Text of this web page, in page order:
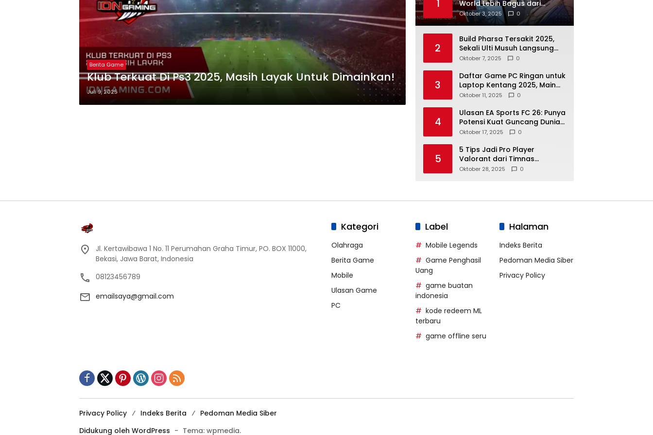
Berita Game
Klub Terkuat Di Ps3 2025, Masih Layak Untuk Dimainkan!
Juli 9, 2025
1
World Lebih Bagus dari
Genshin Impact
Oktober 3, 2025 0
2
Build Pharsa Tersakit 2025,
Sekali Ulti Musuh Langsung
Hilang Semua
Oktober 7, 2025 0
3
Daftar Game PC Ringan untuk
Laptop Kentang 2025, Main
Tanpa Lag!
Oktober 11, 2025 0
4
Ulasan EA Sports FC 26: Punya
Potensi Kuat Guncang Dunia
Game Bola!
Oktober 17, 2025 0
5
5 Tips Jadi Pro Player
Valorant dari Timnas
Indonesia Juara CAEC
Oktober 28, 2025 0
Jl. Kertawibawa 1 No. 11 Perumahan Graha Timur, PO. BOX 11000,
Bekasi, Jawa Barat, Indonesia
08123456789
emailsaya@gmail.com
Kategori
Olahraga
Berita Game
Mobile
Ulasan Game
PC
Label
Mobile Legends
Game Penghasil
Uang
game buatan
indonesia
kode redeem ML
terbaru
game offline seru
Halaman
Indeks Berita
Pedoman Media Siber
Privacy Policy
Privacy Policy Indeks Berita
Pedoman Media Siber
Didukung oleh WordPress - Tema: wpmedia.